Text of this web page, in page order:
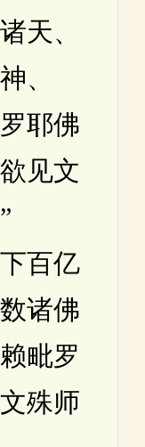
天、
、
耶佛
见文
百亿
诸佛
毗罗
殊师